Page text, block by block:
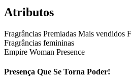
Atributos
Fragrâncias Premiadas Mais vendidos
Fragrâncias femininas
Empire Woman Presence
Presença Que Se Torna Poder!